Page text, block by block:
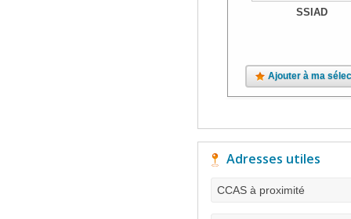
SSIAD
Ajouter à ma
Adresses utiles
CCAS à proximité